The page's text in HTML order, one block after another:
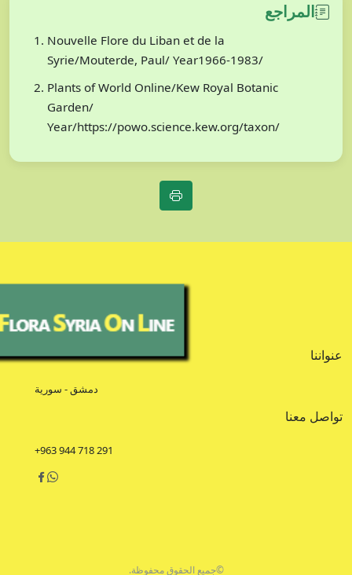
المراجع
Nouvelle Flore du Liban et de la
Syrie/Mouterde, Paul/ Year1966-1983/
Plants of World Online/Kew Royal Botanic
Garden/
Year/https://powo.science.kew.org/taxon/
عنواننا
دمشق - سورية
تواصل معنا
+963 944 718 291
©جميع الحقوق محفوظة.